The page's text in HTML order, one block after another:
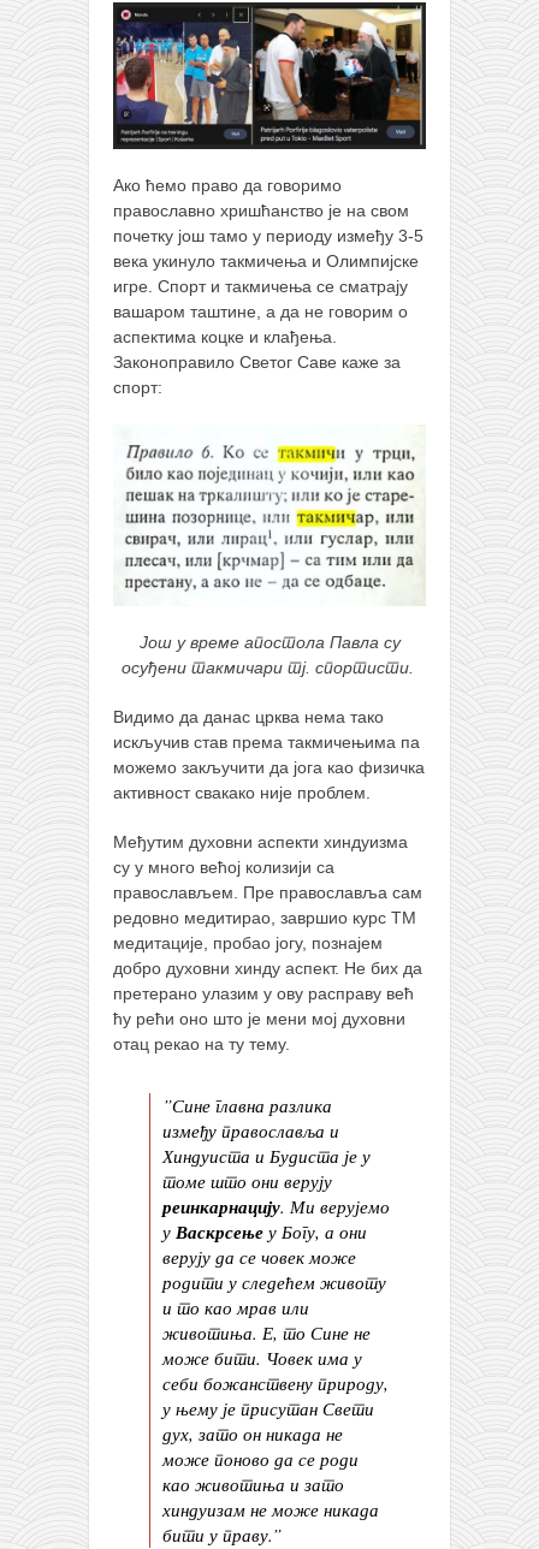
бо
тонфа
саи
тимбеи рочин
програм
снимци наступа
галерија клуба
чланарина
контакт
бесплатна е-књига
термини тренинга
моја прича
моја прича
контакт
Ако ћемо право да говоримо
православно хришћанство је на свом
почетку још тамо у периоду између 3-5
века укинуло такмичења и Олимпијске
игре. Спорт и такмичења се сматрају
вашаром таштине, а да не говорим о
аспектима коцке и клађења.
Законоправило Светог Саве каже за
спорт:
Још у време апостола Павла су
осуђени такмичари тј. спортисти.
Видимо да данас црква нема тако
искључив став према такмичењима па
можемо закључити да јога као физичка
активност свакако није проблем.
Међутим духовни аспекти хиндуизма
су у много већој колизији са
православљем. Пре православља сам
редовно медитирао, завршио курс ТМ
медитације, пробао јогу, познајем
добро духовни хинду аспект. Не бих да
претерано улазим у ову расправу већ
ћу рећи оно што је мени мој духовни
отац рекао на ту тему.
”Сине главна разлика
између православља и
Хиндуиста и Будиста је у
томе што они верују
реинкарнацију. Ми верујемо
у Васкрсење у Богу, а они
верују да се човек може
родити у следећем животу
и то као мрав или
животиња. Е, то Сине не
може бити. Човек има у
себи божанствену природу,
у њему је присутан Свети
дух, зато он никада не
може поново да се роди
као животиња и зато
хиндуизам не може никада
бити у праву.”